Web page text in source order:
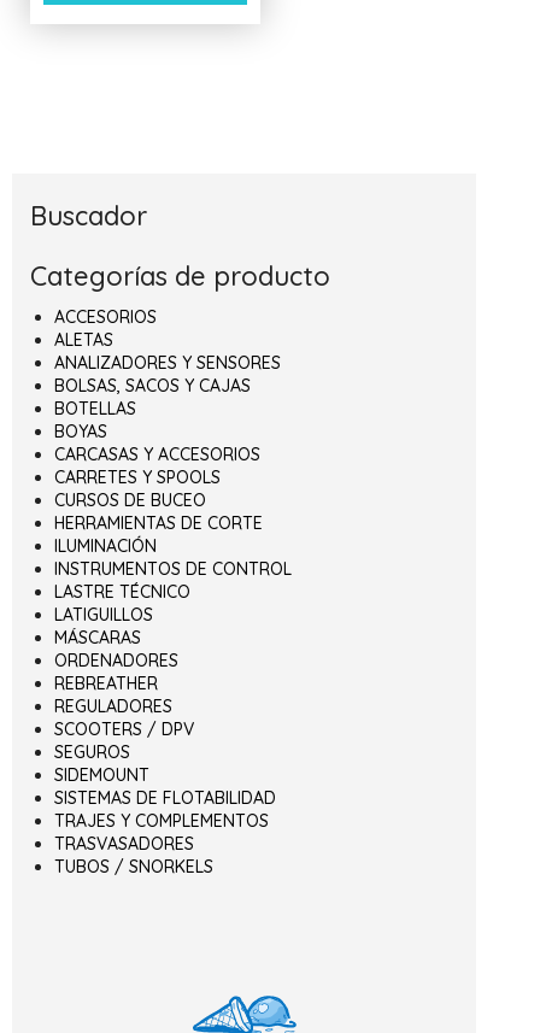
Buscador
Categorías de producto
ACCESORIOS
ALETAS
ANALIZADORES Y SENSORES
BOLSAS, SACOS Y CAJAS
BOTELLAS
BOYAS
CARCASAS Y ACCESORIOS
CARRETES Y SPOOLS
CURSOS DE BUCEO
HERRAMIENTAS DE CORTE
ILUMINACIÓN
INSTRUMENTOS DE CONTROL
LASTRE TÉCNICO
LATIGUILLOS
MÁSCARAS
ORDENADORES
REBREATHER
REGULADORES
SCOOTERS / DPV
SEGUROS
SIDEMOUNT
SISTEMAS DE FLOTABILIDAD
TRAJES Y COMPLEMENTOS
TRASVASADORES
TUBOS / SNORKELS